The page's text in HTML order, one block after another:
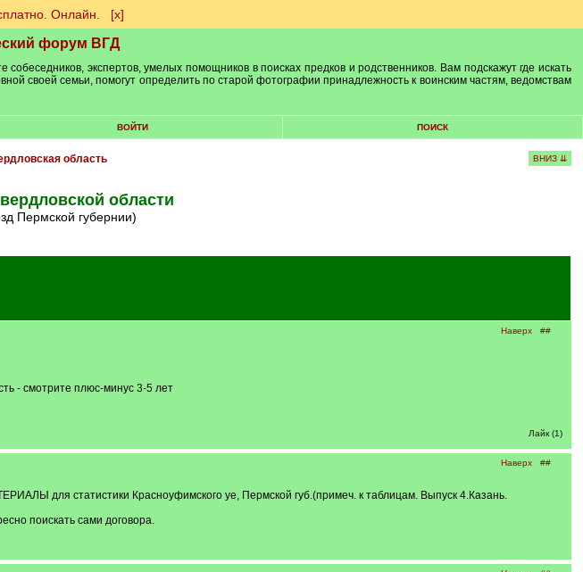
Онлайн. [х]
форум ВГД
экспертов, умелых помощников в поисках предков и родственников. Вам подскажут где искать
своей семьи, помогут определить по старой фотографии принадлежность к воинским частям, ведомствам
ВОЙТИ ПОИСК
область ВНИЗ ⇊
области
Пермской губернии)
Наверх ##
- смотрите плюс-минус 3-5 лет
Лайк (1)
Наверх ##
для статистики Красноуфимского уе, Пермской губ.(примеч. к таблицам. Выпуск 4.Казань.
поискать сами договора.